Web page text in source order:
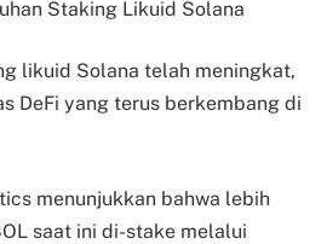
Staking Likuid Solana
likuid Solana telah meningkat,
DeFi yang terus berkembang di
menunjukkan bahwa lebih
saat ini di-stake melalui